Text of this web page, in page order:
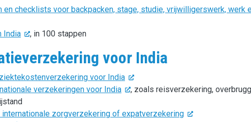
en checklists voor backpacken, stage, studie, vrijwilligerswerk, werk
India
, in 100 stappen
voor India
ziektekostenverzekering voor India
verzekeringen voor India
, zoals reisverzekering,
zorgverzekering of expatverzekering